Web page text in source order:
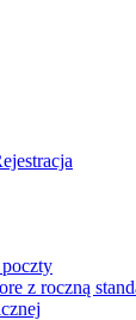
z roczną